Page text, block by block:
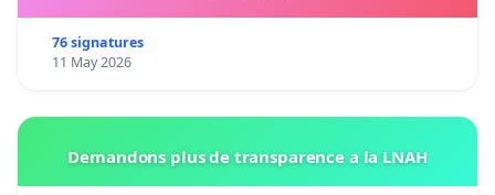
76 signatures
11 May 2026
Demandons plus de transparence a la LNAH